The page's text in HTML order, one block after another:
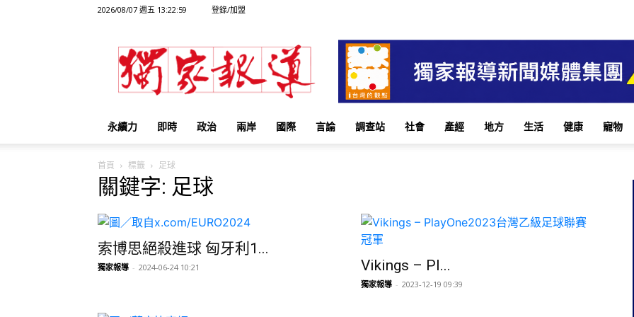
2026/08/07 週五 13:22:59 登錄/加盟
獨
家
報
永續力 即時 政治 兩岸 國際 言論 調查站 社會 產經 地方 生活 健康 寵物
首頁 標籤 足球
關鍵字: 足球
索博思絕殺進球 匈牙利1...
獨家報導 - 2024-06-24 10:21 Vikings – Pl...
獨家報導 - 2023-12-19 09:39